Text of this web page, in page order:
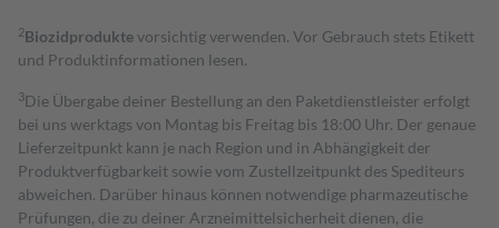
2Biozidproduktevorsichtig verwenden. Vor Gebrauch stets Etikett
und Produktinformationen lesen.
3Die Übergabe deiner Bestellung an den Paketdienstleister erfolgt
bei uns werktags von Montag bis Freitag bis 18:00 Uhr. Der genaue
Lieferzeitpunkt kann je nach Region und in Abhängigkeit der
Produktverfügbarkeit sowie vom Zustellzeitpunkt des Spediteurs
abweichen. Darüber hinaus können notwendige pharmazeutische
Prüfungen, die zu deiner Arzneimittelsicherheit dienen, die